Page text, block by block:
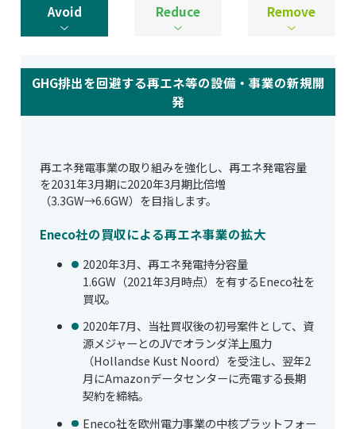
Avoid Reduce Remove
GHG排出を回避する再エネ等の設備・事業の新規開
発
再エネ発電事業の取り組みを強化し、再エネ発電容量
を2031年3月期に2020年3月期比倍増
（3.3GW→6.6GW）を目指します。
Eneco社の買収による再エネ事業の拡大
2020年3月、再エネ発電持分容量
1.6GW（2021年3月時点）を有するEneco社を
買収。
2020年7月、当社買収後の初号案件として、資
源メジャーとのJVでオランダ洋上風力
（Hollandse Kust Noord）を受注し、翌年2
月にAmazonデータセンターに売電する長期
契約を締結。
Eneco社を欧州電力事業の中核プラットフォー